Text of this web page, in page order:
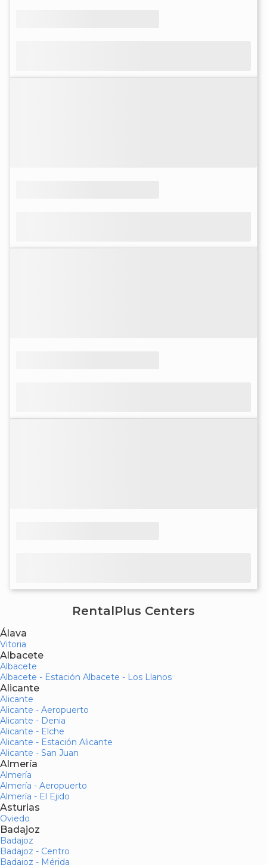
RentalPlus Centers
Álava
Vitoria
Albacete
Albacete
Albacete - Estación Albacete - Los Llanos
Alicante
Alicante
Alicante - Aeropuerto
Alicante - Denia
Alicante - Elche
Alicante - Estación Alicante
Alicante - San Juan
Almería
Almería
Almería - Aeropuerto
Almería - El Ejido
Asturias
Oviedo
Badajoz
Badajoz
Badajoz - Centro
Badajoz - Mérida